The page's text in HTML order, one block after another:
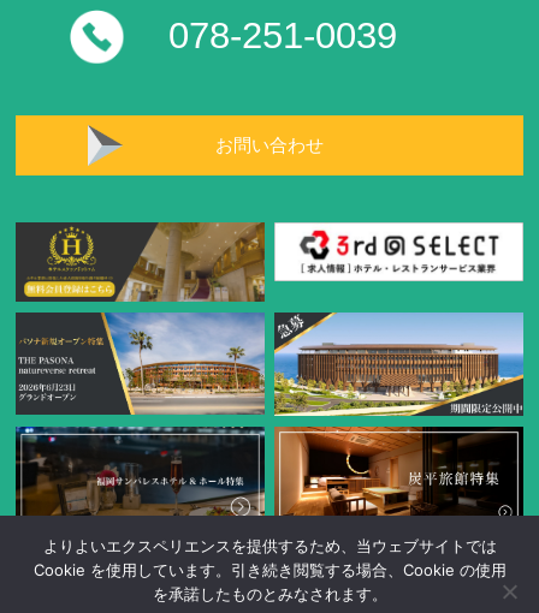
078-251-0039
お問い合わせ
よりよいエクスペリエンスを提供するため、当ウェブサイトでは
Cookie を使用しています。引き続き閲覧する場合、Cookie の使用
を承諾したものとみなされます。